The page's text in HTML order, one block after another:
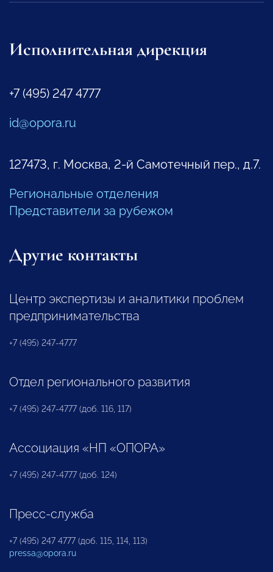
Исполнительная дирекция
+7 (495) 247 4777
id@opora.ru
127473, г. Москва, 2-й Самотечный пер., д.7.
Региональные отделения
Представители за рубежом
Другие контакты
Центр экспертизы и аналитики проблем
предпринимательства
+7 (495) 247-4777
Отдел регионального развития
+7 (495) 247-4777 (доб. 116, 117)
Ассоциация «НП «ОПОРА»
+7 (495) 247-4777 (доб. 124)
Пресс-служба
+7 (495) 247 4777 (доб. 115, 114, 113)
pressa@opora.ru